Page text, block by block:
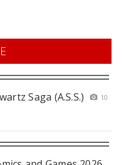
Saga (A.S.S.)
10